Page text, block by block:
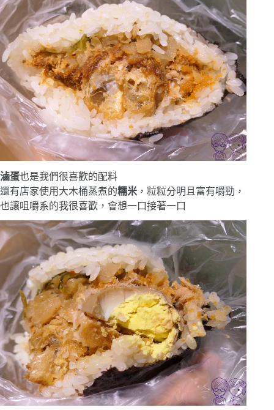
滷蛋也是我們很喜歡的配料
還有店家使用大木桶蒸煮的糯米 ，粒粒分明且富有嚼勁，
也讓咀嚼系的我很喜歡，會想一口接著一口